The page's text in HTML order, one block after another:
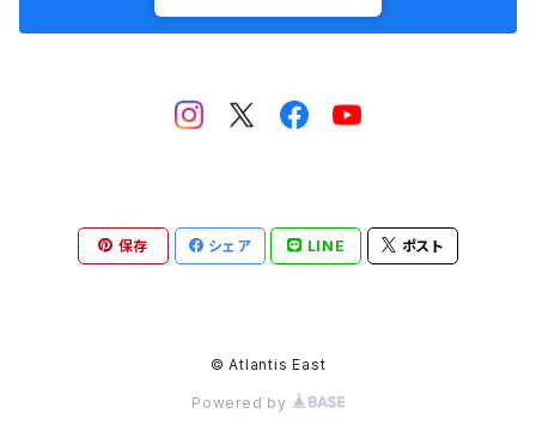
保存 シェア LINE ポスト
© Atlantis East
Powered by